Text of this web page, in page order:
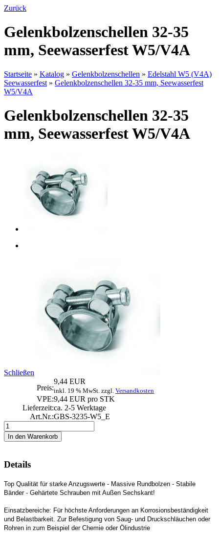
Zurück
Gelenkbolzenschellen 32-35
mm, Seewasserfest W5/V4A
Startseite » Katalog » Gelenkbolzenschellen » Edelstahl W5 (V4A)
Seewasserfest » Gelenkbolzenschellen 32-35 mm, Seewasserfest
W5/V4A
Gelenkbolzenschellen 32-35
mm, Seewasserfest W5/V4A
Schließen
Preis:
9,44 EUR
inkl. 19 % MwSt. zzgl. Versandkosten
VPE:9,44 EUR pro STK
Lieferzeit:ca. 2-5 Werktage
Art.Nr.:GBS-3235-W5_E
Details
Top Qualität für starke Anzugswerte - Massive Rundbolzen - Stabile
Bänder - Gehärtete Schrauben mit Außen Sechskant!
Einsatzbereiche: Für höchste Anforderungen an Korrosionsbeständigkeit
und Belastbarkeit. Zur Befestigung von Saug- und Druckschläuchen oder
Rohren in zum Beispiel der Chemie oder Ölindustrie